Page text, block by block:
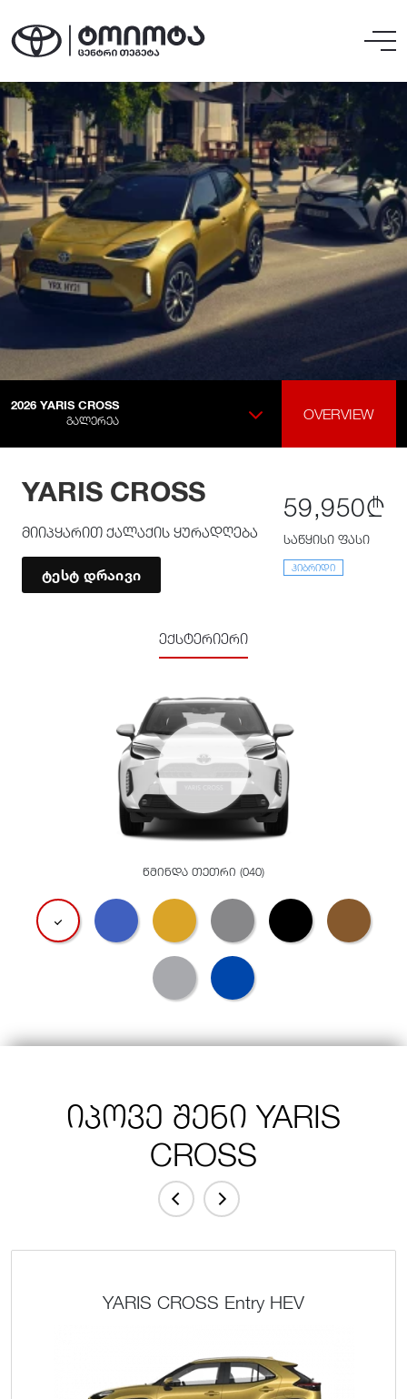
2026 YARIS CROSS
ᲒᲐᲚᲔᲠᲔᲐ
OVERVIEW
YARIS CROSS
მიიპყარით ქალაქის ყურადღება
ტესტ დრაივი
59,950₾
საწყისი ფასი
ᲰᲘᲑᲠᲘᲓᲘ
ექსტერიერი
წმინდა თეთრი (040)
იპოვე შენი YARIS
CROSS
YARIS CROSS Entry HEV